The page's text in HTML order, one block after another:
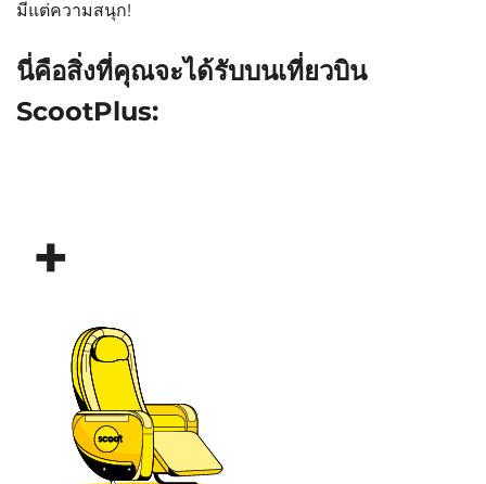
มีแต่ความสนุก!
นี่คือสิ่งที่คุณจะได้รับบนเที่ยวบิน
ScootPlus:
+